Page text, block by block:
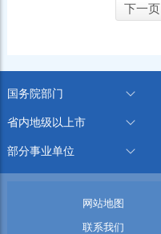
下一页
国务院部门
省内地级以上市
部分事业单位
网站地图
联系我们